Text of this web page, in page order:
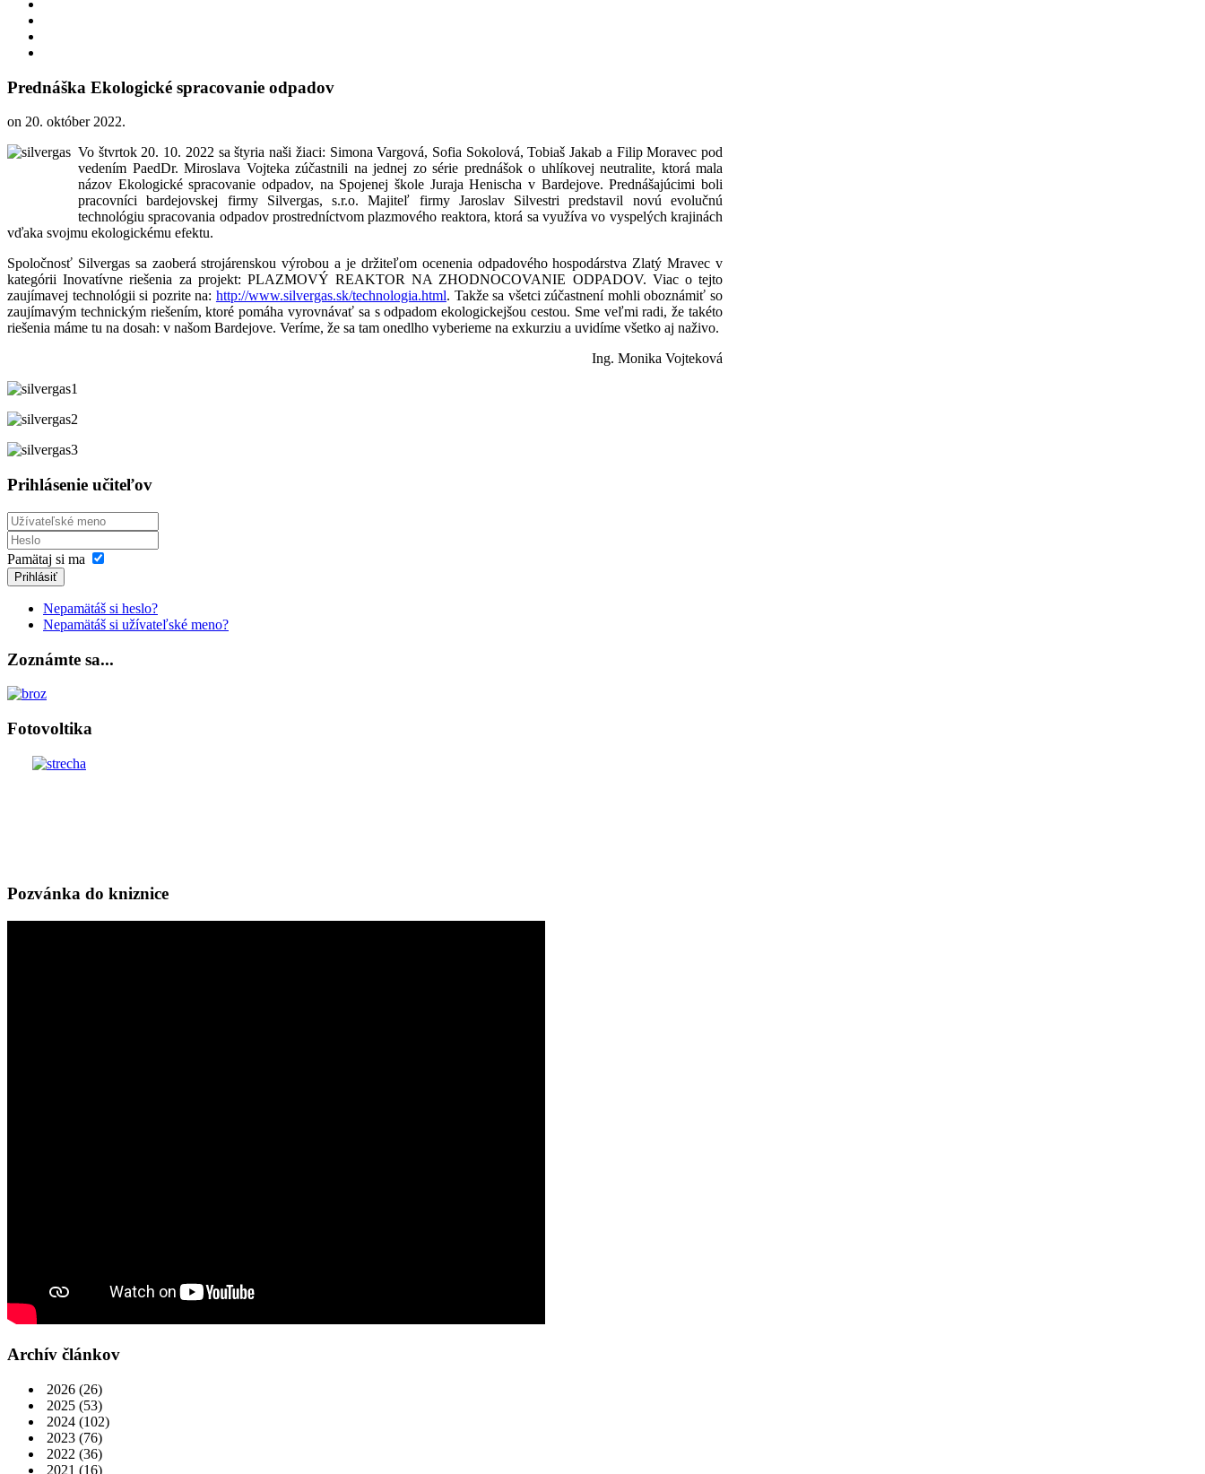
Prednáška Ekologické spracovanie odpadov
on 20. október 2022.
Vo štvrtok 20. 10. 2022 sa štyria naši žiaci: Simona Vargová, Sofia Sokolová, Tobiaš Jakab a Filip Moravec pod
vedením PaedDr. Miroslava Vojteka zúčastnili na jednej zo série prednášok o uhlíkovej neutralite, ktorá mala
názov Ekologické spracovanie odpadov, na Spojenej škole Juraja Henischa v Bardejove. Prednášajúcimi boli
pracovníci bardejovskej firmy Silvergas, s.r.o. Majiteľ firmy Jaroslav Silvestri predstavil novú evolučnú
technológiu spracovania odpadov prostredníctvom plazmového reaktora, ktorá sa využíva vo vyspelých krajinách
vďaka svojmu ekologickému efektu.
Spoločnosť Silvergas sa zaoberá strojárenskou výrobou a je držiteľom ocenenia odpadového hospodárstva Zlatý Mravec v
kategórii Inovatívne riešenia za projekt: PLAZMOVÝ REAKTOR NA ZHODNOCOVANIE ODPADOV. Viac o tejto
zaujímavej technológii si pozrite na: http://www.silvergas.sk/technologia.html. Takže sa všetci zúčastnení mohli oboznámiť so
zaujímavým technickým riešením, ktoré pomáha vyrovnávať sa s odpadom ekologickejšou cestou. Sme veľmi radi, že takéto
riešenia máme tu na dosah: v našom Bardejove. Veríme, že sa tam onedlho vyberieme na exkurziu a uvidíme všetko aj naživo.
Ing. Monika Vojteková
Prihlásenie učiteľov
Pamätaj si ma
Prihlásiť
Nepamätáš si heslo?
Nepamätáš si užívateľské meno?
Zoznámte sa...
Fotovoltika
Pozvánka do kniznice
Archív článkov
2026 (26)
2025 (53)
2024 (102)
2023 (76)
2022 (36)
2021 (16)